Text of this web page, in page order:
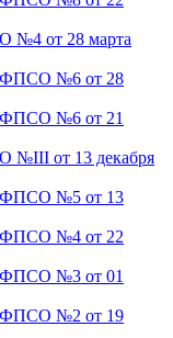
№4 от 28 марта
ФПСО №6 от 28
ФПСО №6 от 21
№III от 13 декабря
ФПСО №5 от 13
ФПСО №4 от 22
ФПСО №3 от 01
ФПСО №2 от 19